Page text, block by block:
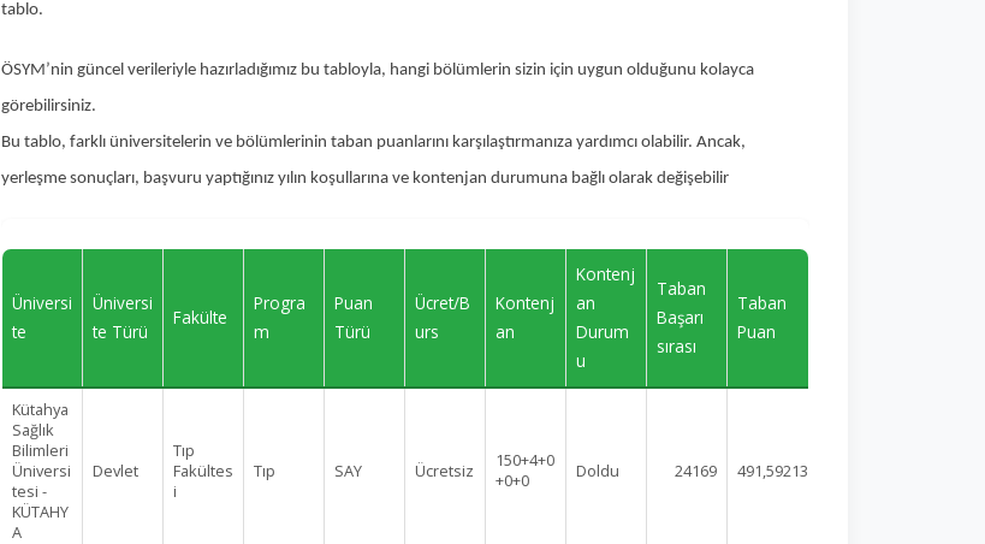
tablo.
ÖSYM’nin güncel verileriyle hazırladığımız bu tabloyla, hangi bölümlerin sizin için uygun olduğunu kolayca
görebilirsiniz.
Bu tablo, farklı üniversitelerin ve bölümlerinin taban puanlarını karşılaştırmanıza yardımcı olabilir. Ancak,
yerleşme sonuçları, başvuru yaptığınız yılın koşullarına ve kontenjan durumuna bağlı olarak değişebilir
Üniversi
te
Üniversi
te Türü
Fakülte
Progra
m
Puan
Türü
Ücret/B
urs
Kontenj
an
Kontenj
an
Durum
u
Taban
Başarı
sırası
Taban
Puan
Kütahya
Sağlık
Bilimleri
Üniversi
tesi -
KÜTAHY
A
Devlet
Tıp
Fakültes
i
Tıp SAY Ücretsiz
150+4+0
+0+0
Doldu 24169 491,59213